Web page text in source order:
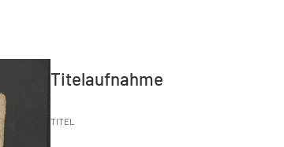
Titelaufnahme
TITEL